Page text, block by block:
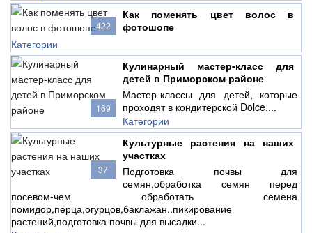
422
Как поменять цвет волос в
фотошопе
Категории
169
Кулинарный мастер-класс для
детей в Приморском районе
Мастер-классы для детей, которые
проходят в кондитерской Dolce....
Категории
37
Культурные растения на наших
участках
Подготовка почвы для
семян,обработка семян перед
посевом-чем обработать семена
помидор,перца,огурцов,баклажан..пикирование
растений,подготовка почвы для высадки...